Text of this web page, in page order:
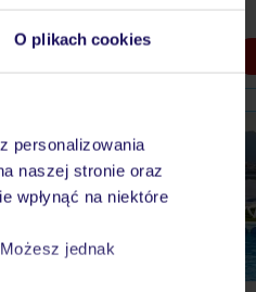
O plikach cookies
personalizowania
naszej stronie oraz
wpłynąć na niektóre
jednak
bar przy basenie